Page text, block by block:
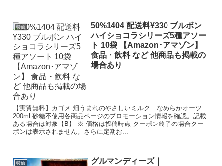
特価
50%1404 配送料¥330 ブルボン
ハイショコラシリーズ5種アソー
ト 10袋 【Amazon･アマゾン】
食品・飲料 など 他商品も掲載の
場合あり
【実質無料】カゴメ 畑うまれのやさしいミルク なめらかオーツ
200ml 砂糖不使用各商品ページのプロモーション情報を確認。記載
ある場合は対象【B】 ※ 価格は投稿時点 クーポン終了の場合クー
ポンは表示されません。さらに定期お...
特価
グルマンディーズ｜